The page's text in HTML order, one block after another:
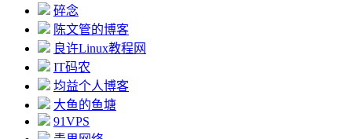
碎念
陈文管的博客
良许Linux教程网
IT码农
均益个人博客
大鱼的鱼塘
91VPS